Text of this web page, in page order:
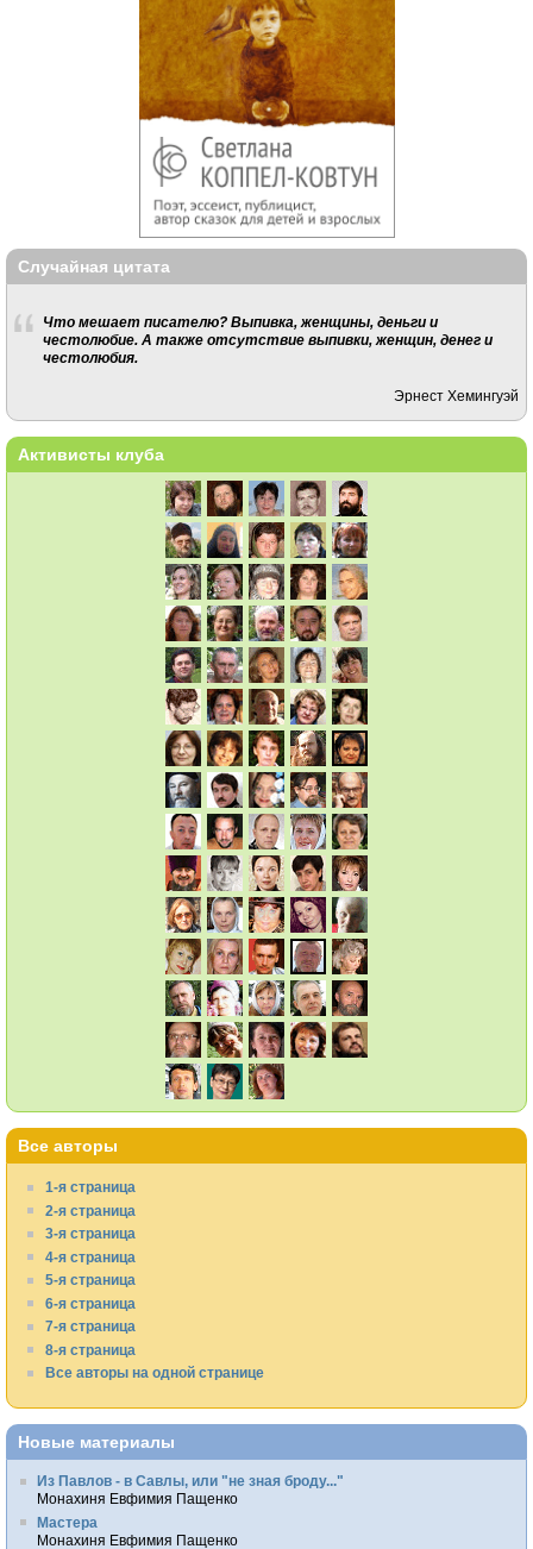
Случайная цитата
Что мешает писателю? Выпивка, женщины, деньги и
честолюбие. А также отсутствие выпивки, женщин, денег и
честолюбия.
Эрнест Хемингуэй
Активисты клуба
Все авторы
1-я страница
2-я страница
3-я страница
4-я страница
5-я страница
6-я страница
7-я страница
8-я страница
Все авторы на одной странице
Новые материалы
Из Павлов - в Савлы, или "не зная броду..."
Монахиня Евфимия Пащенко
Мастера
Монахиня Евфимия Пащенко